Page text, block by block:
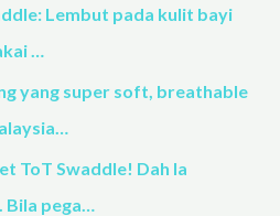
Lembut pada kulit bayi
…
yang super soft, breathable
ToT Swaddle! Dah la
Bila pega…